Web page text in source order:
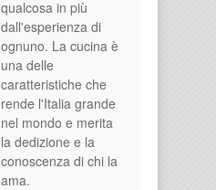
qualcosa in più
dall'esperienza di
ognuno. La cucina è
una delle
caratteristiche che
rende l'Italia grande
nel mondo e merita
la dedizione e la
conoscenza di chi la
ama.